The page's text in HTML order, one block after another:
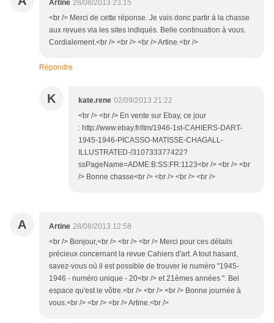
Artine 28/08/2013 23:15
<br /> Merci de cette réponse. Je vais donc partir à la chasse
aux revues via les sites indiqués. Belle continuation à vous.
Cordialement.<br /> <br /> <br /> Artine.<br />
Répondre
K kate.rene 02/09/2013 21:22
<br /> <br /> En vente sur Ebay, ce jour
: http://www.ebay.fr/itm/1946-1st-CAHIERS-DART-
1945-1946-PICASSO-MATISSE-CHAGALL-
ILLUSTRATED-/310733377422?
ssPageName=ADME:B:SS:FR:1123<br /> <br /> <br
/> Bonne chasse<br /> <br /> <br /> <br />
A Artine 28/08/2013 12:58
<br /> Bonjour,<br /> <br /> <br /> Merci pour ces détails
précieux concernant la revue Cahiers d'art. A tout hasard,
savez-vous où il est possible de trouver le numéro "1945-
1946 - numéro unique - 20<br /> et 21èmes années ". Bel
espace qu'est le vôtre.<br /> <br /> <br /> Bonne journée à
vous.<br /> <br /> <br /> Artine.<br />